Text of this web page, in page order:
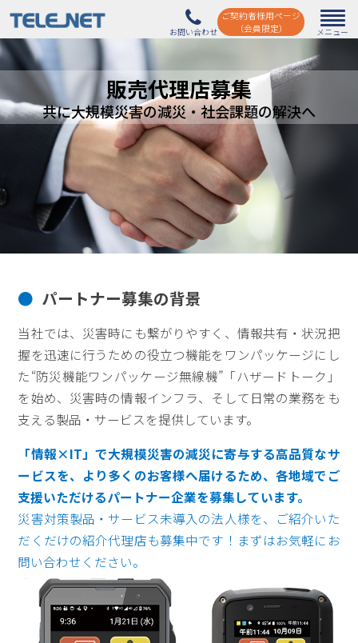
ご契約者様用ページ
（会員限定）
販売代理店募集
共に大規模災害の減災・社会課題の解決へ
パートナー募集の背景
当社では、災害時にも繋がりやすく、情報共有・状況把
握を迅速に行うための役立つ機能をワンパッケージにし
た“防災機能ワンパッケージ無線機”「ハザードトーク」
を始め、災害時の情報インフラ、そして日常の業務をも
支える製品・サービスを提供しています。
「情報×IT」で大規模災害の減災に寄与する高品質なサ
ービスを、より多くのお客様へ届けるため、各地域でご
支援いただけるパートナー企業を募集しています。
災害対策製品・サービス未導入の法人様を、ご紹介いた
だくだけの紹介代理店も募集中です！まずはお気軽にお
問い合わせください。